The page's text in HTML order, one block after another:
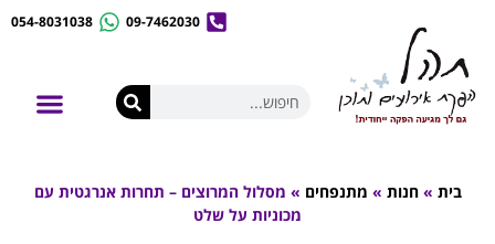
09-7462030
054-8031038
בית »חנות » מתנפחים » מסלול המרוצים – תחרות אנרגטית עם
מכוניות על שלט